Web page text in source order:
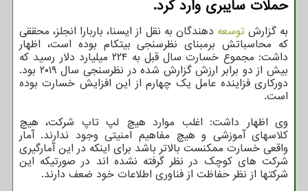
حملات سایبری وارد کرد.
به گزارشتوسعه دهندگان به نقل از ایسنا، باربارا انجلز، محققی
که محاسباتش برمبنای نظرسنجی بیتکام بوده است، اظهار
داشت: مجموع خسارت سال قبل به ۲۲۴ میلیارد دلار رسید که
بیش از دو برابر ارزش گزارش شده در نظرسنجی سال ۲۰۱۹ بود.
دورکاری فزاینده عامل یک چهارم از این افزایش خسارت بوده
است.
وی اظهار داشت: اغلب موارد هیچ لپ تاپ شرکت، هیچ
کلاسهای آموزشی و هیچ مفاهیم امنیتی وجود ندارند. آمار
واقعی خسارت ممکنست بالاتر باشد برای اینکه در این آمارگیری
شرکت های کوچک در نظر گرفته نشده اند در صورتیکه این
شرکتها از نظر حفاظت از فناوری اطلاعات خود ضعف دارند.